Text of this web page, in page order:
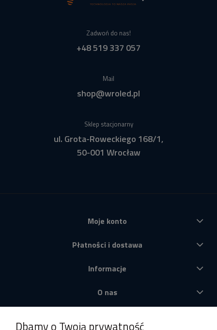
Zadwoń do nas!
+48 519 337 057
Mail
shop@wroled.pl
Sklep stacjonarny
ul. Grota-Roweckiego 168/1,
50-001 Wrocław
Moje konto
Płatności i dostawa
Informacje
O nas
Dbamy o Twoją prywatność